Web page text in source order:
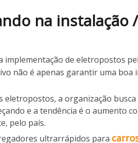
na
implementação de eletropostos
não é apenas garantir uma
a organização
e a tendência é o aumento
pelo país.
ultrarrápidos para